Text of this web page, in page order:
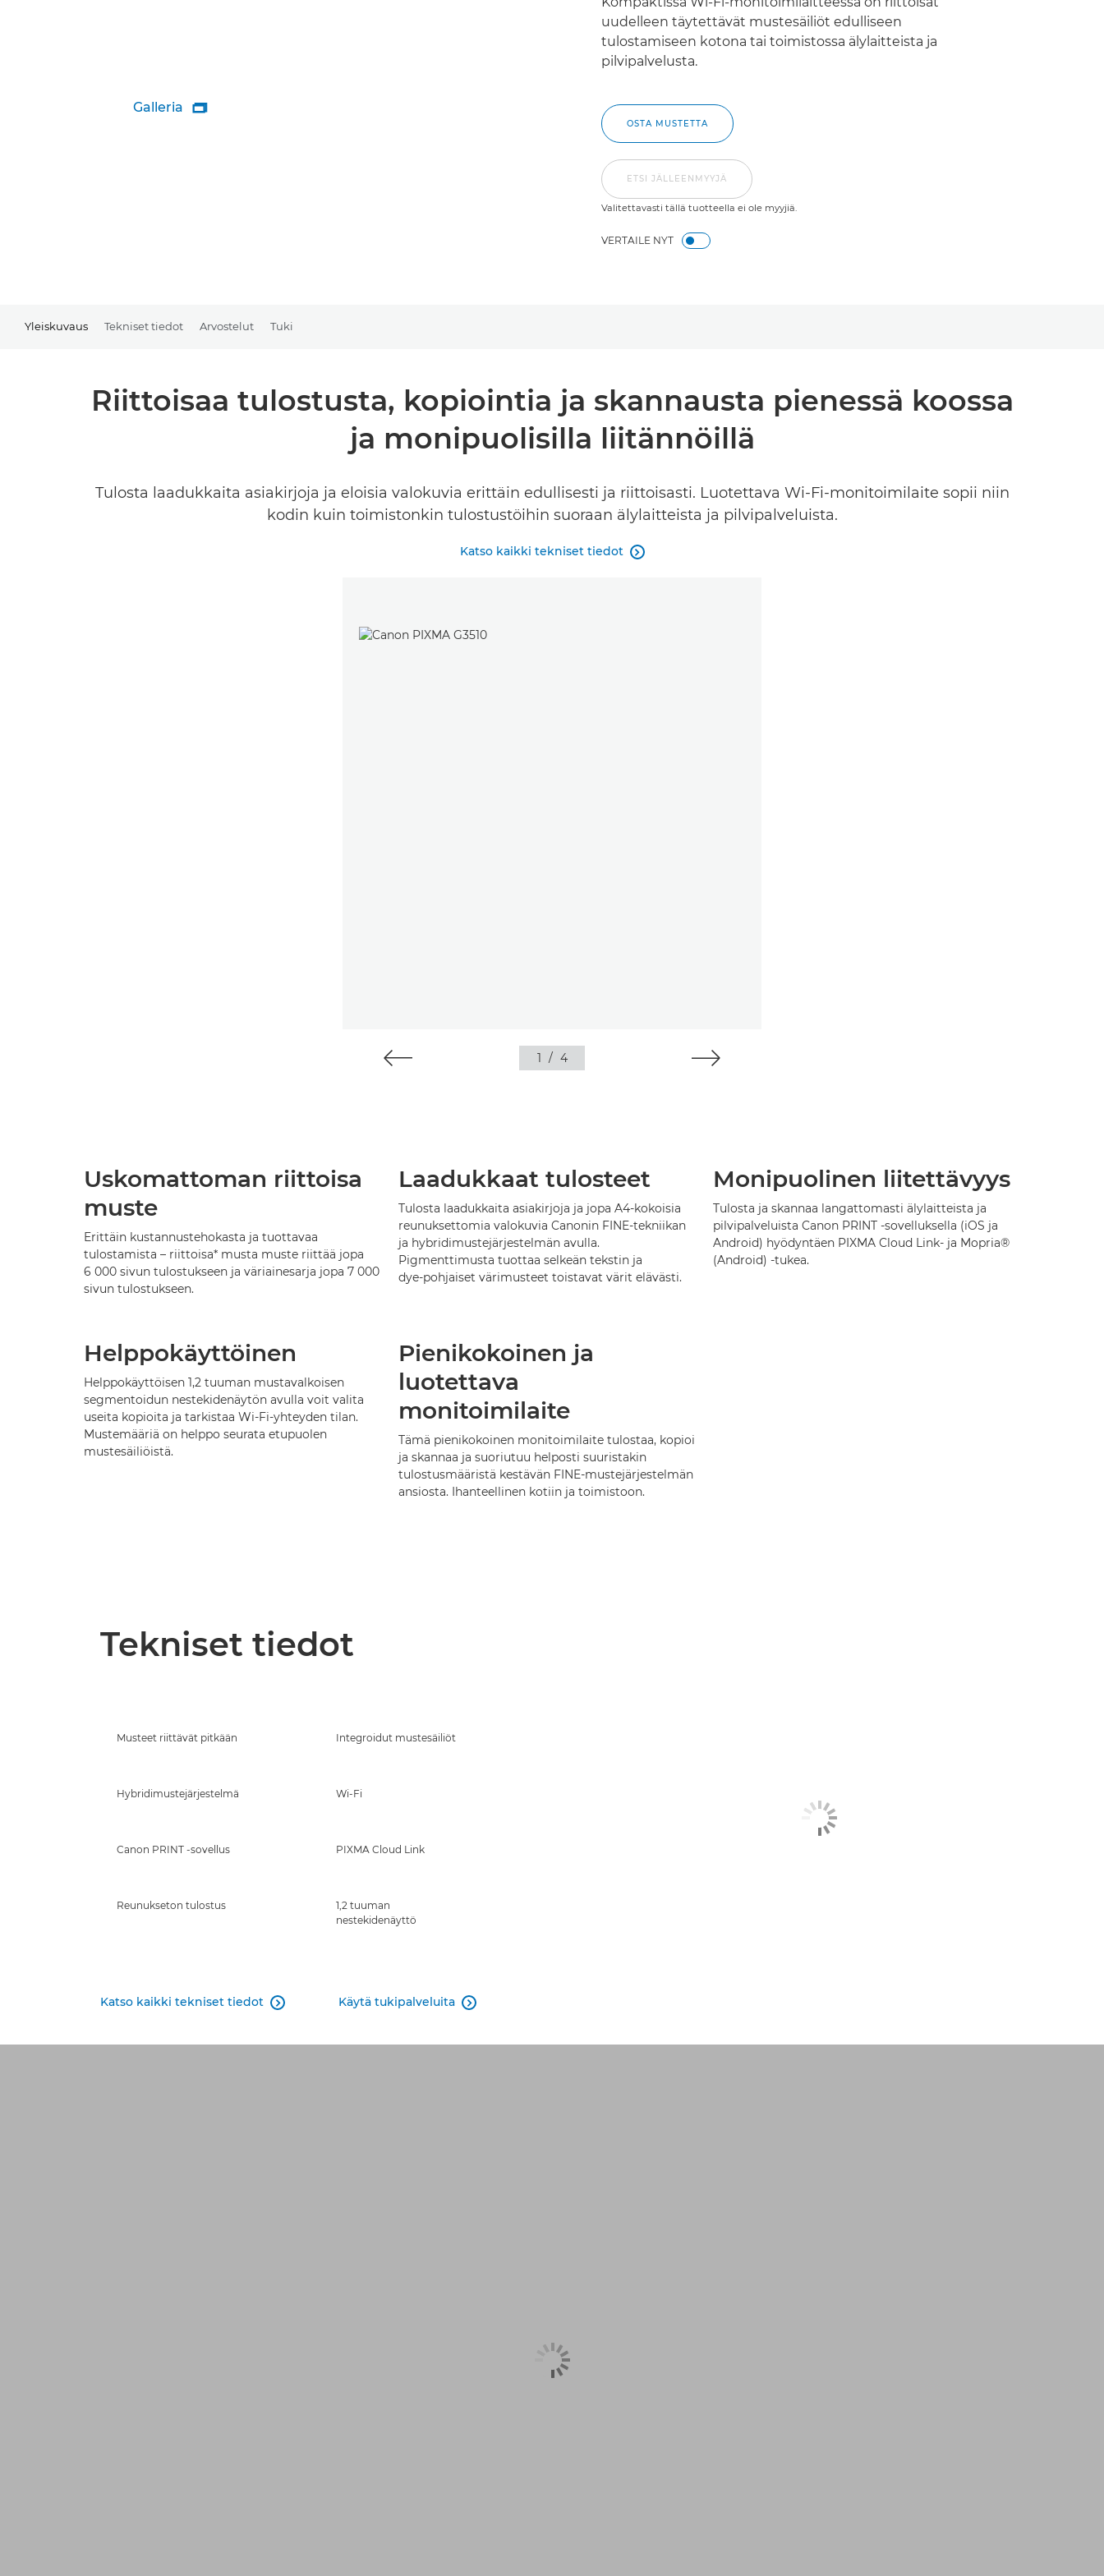
Galleria 
uudelleen täytettävät mustesäiliöt edulliseen
tulostamiseen kotona tai toimistossa älylaitteista ja
pilvipalvelusta.
OSTA MUSTETTA
ETSI JÄLLEENMYYJÄ
Valitettavasti tällä tuotteella ei ole myyjiä.
VERTAILE NYT
Yleiskuvaus Tekniset tiedot Arvostelut Tuki
Riittoisaa tulostusta, kopiointia ja skannausta pienessä koossa
ja monipuolisilla liitännöillä
Tulosta laadukkaita asiakirjoja ja eloisia valokuvia erittäin edullisesti ja riittoisasti. Luotettava Wi-Fi-monitoimilaite sopii niin
kodin kuin toimistonkin tulostustöihin suoraan älylaitteista ja pilvipalveluista.
Katso kaikki tekniset tiedot 
1 / 4
Uskomattoman riittoisa
muste
Erittäin kustannustehokasta ja tuottavaa
tulostamista – riittoisa* musta muste riittää jopa
6 000 sivun tulostukseen ja väriainesarja jopa 7 000
sivun tulostukseen.
Laadukkaat tulosteet
Tulosta laadukkaita asiakirjoja ja jopa A4-kokoisia
reunuksettomia valokuvia Canonin FINE-tekniikan
ja hybridimustejärjestelmän avulla.
Pigmenttimusta tuottaa selkeän tekstin ja
dye‑pohjaiset värimusteet toistavat värit elävästi.
Monipuolinen liitettävyys
Tulosta ja skannaa langattomasti älylaitteista ja
pilvipalveluista Canon PRINT -sovelluksella (iOS ja
Android) hyödyntäen PIXMA Cloud Link- ja Mopria®
(Android) -tukea.
Helppokäyttöinen
Helppokäyttöisen 1,2 tuuman mustavalkoisen
segmentoidun nestekidenäytön avulla voit valita
useita kopioita ja tarkistaa Wi-Fi-yhteyden tilan.
Mustemääriä on helppo seurata etupuolen
mustesäiliöistä.
Pienikokoinen ja
luotettava
monitoimilaite
Tämä pienikokoinen monitoimilaite tulostaa, kopioi
ja skannaa ja suoriutuu helposti suuristakin
tulostusmääristä kestävän FINE-mustejärjestelmän
ansiosta. Ihanteellinen kotiin ja toimistoon.
Tekniset tiedot
Musteet riittävät pitkään Integroidut mustesäiliöt
Hybridimustejärjestelmä Wi-Fi
Canon PRINT -sovellus PIXMA Cloud Link
Reunukseton tulostus
1,2 tuuman
nestekidenäyttö
Katso kaikki tekniset tiedot  Käytä tukipalveluita 